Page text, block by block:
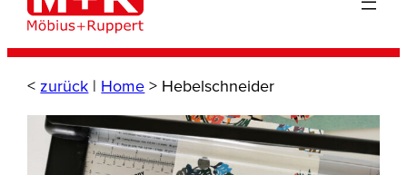
< zurück | Home> Hebelschneider